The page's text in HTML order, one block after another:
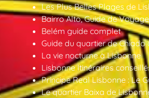
Les Plus Belles Plages de
Bairro Alto, Guide de Voyage
Belém guide complet
Guide du quartier de Chiado
La vie nocturne à Lisbonne
Lisbonne Itinéraires
Príncipe Real Lisbonne : Le
Le quartier Baixa de